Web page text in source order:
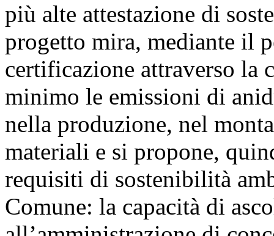
più alte attestazione di
progetto mira, mediante il
certificazione attraverso la
minimo le emissioni di
nella produzione, nel
materiali e si propone,
requisiti di sostenibilità
Comune: la capacità di